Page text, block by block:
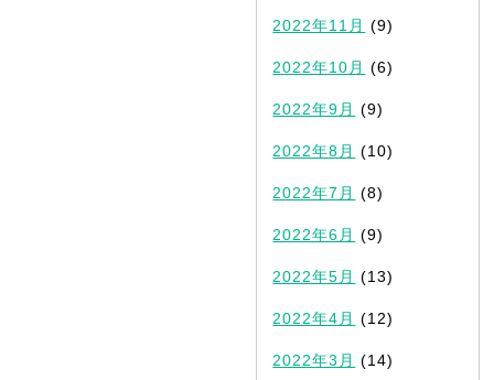
2022年11月 (9)
2022年10月 (6)
2022年9月 (9)
2022年8月 (10)
2022年7月 (8)
2022年6月 (9)
2022年5月 (13)
2022年4月 (12)
2022年3月 (14)